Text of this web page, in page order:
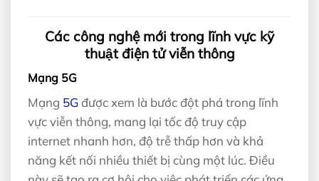
Các công nghệ mới trong lĩnh vực kỹ
thuật điện tử viễn thông
Mạng 5G
Mạng 5G được xem là bước đột phá trong lĩnh
vực viễn thông, mang lại tốc độ truy cập
internet nhanh hơn, độ trễ thấp hơn và khả
năng kết nối nhiều thiết bị cùng một lúc. Điều